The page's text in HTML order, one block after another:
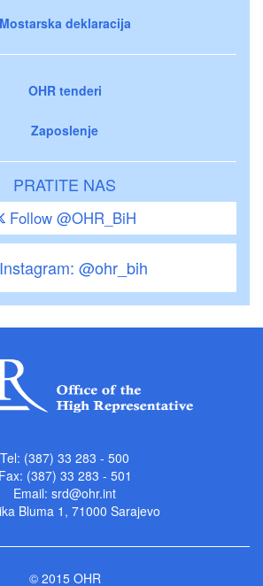
Mostarska deklaracija
OHR tenderi
Zaposlenje
PRATITE NAS
Follow @OHR_BiH
@ohr_bih
Tel: (387) 33 283 - 500
Fax: (387) 33 283 - 501
Email: srd@ohr.int
Bluma 1, 71000 Sarajevo
© 2015 OHR